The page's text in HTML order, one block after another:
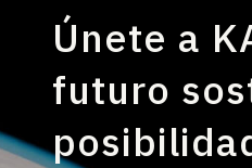
Únete a
futuro